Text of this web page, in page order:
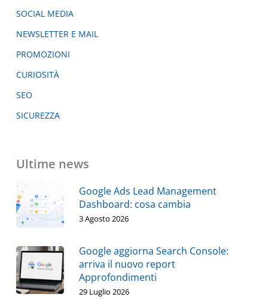
SOCIAL MEDIA
NEWSLETTER E MAIL
PROMOZIONI
CURIOSITÀ
SEO
SICUREZZA
Ultime news
Google Ads Lead Management
Dashboard: cosa cambia
3 Agosto 2026
Google aggiorna Search Console:
arriva il nuovo report
Approfondimenti
29 Luglio 2026